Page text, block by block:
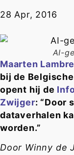
28 Apr, 2016
AI-
Maarten
bij de
opent hij de
Zwijger: “Door
dataverhalen
worden.”
Door Winny de